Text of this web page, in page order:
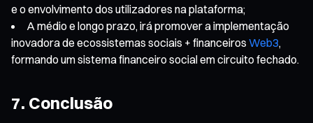
e o envolvimento dos utilizadores na plataforma;
A médio e longo prazo, irá promover a implementação
inovadora de ecossistemas sociais + financeiros Web3,
formando um sistema financeiro social em circuito fechado.
7. Conclusão